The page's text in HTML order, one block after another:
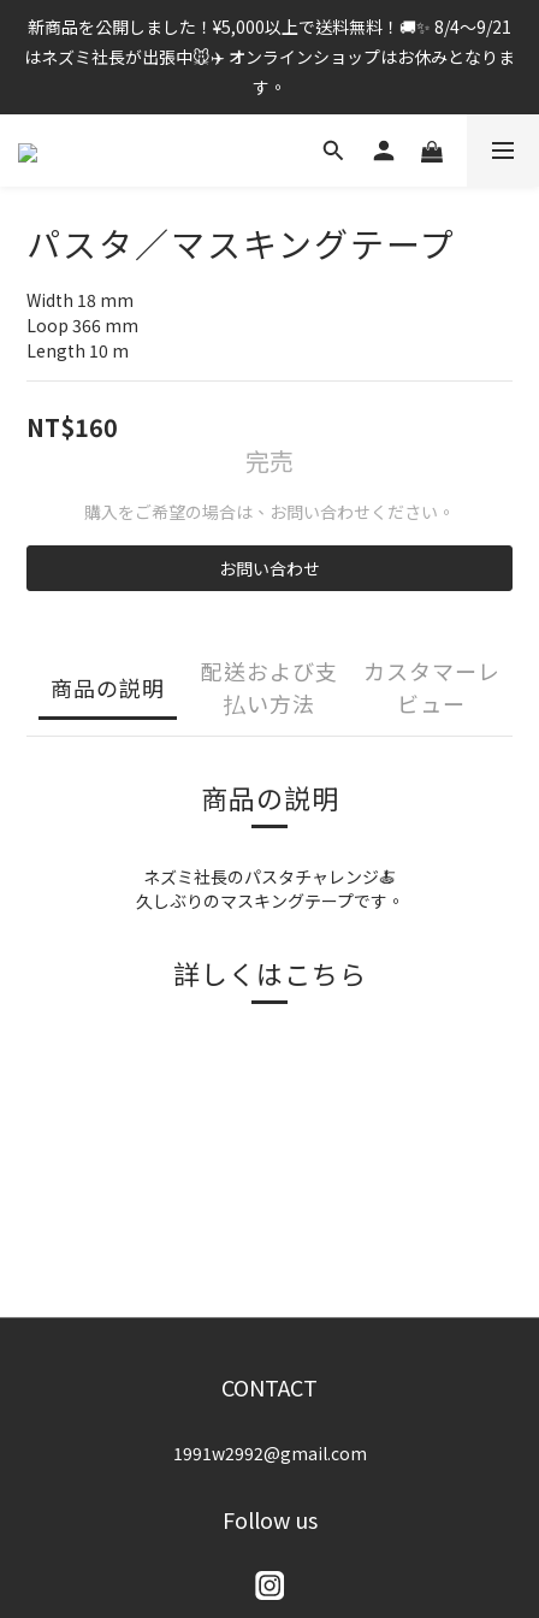
新商品を公開しました！¥5,000以上で送料無料！🚚✨ 8/4〜9/21
はネズミ社長が出張中🐭✈️ オンラインショップはお休みとなりま
す。
パスタ／マスキングテープ
Width 18 mm
Loop 366 mm
Length 10 m
NT$160
完売
購入をご希望の場合は、お問い合わせください。
お問い合わせ
商品の説明
配送および支
払い方法
カスタマーレ
ビュー
商品の説明
ネズミ社長のパスタチャレンジ🍝
久しぶりのマスキングテープです。
詳しくはこちら
CONTACT
1991w2992@gmail.com
Follow us